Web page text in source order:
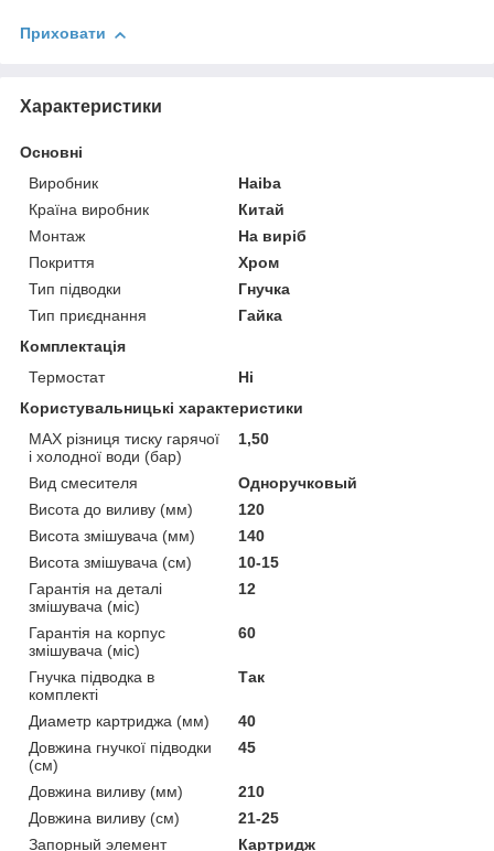
Приховати
Характеристики
Основні
Виробник
Haiba
Країна виробник
Китай
Монтаж
На виріб
Покриття
Хром
Тип підводки
Гнучка
Тип приєднання
Гайка
Комплектація
Термостат
Ні
Користувальницькі характеристики
MAX різниця тиску гарячої
і холодної води (бар)
1,50
Вид смесителя
Одноручковый
Висота до виливу (мм)
120
Висота змішувача (мм)
140
Висота змішувача (см)
10-15
Гарантія на деталі
змішувача (міс)
12
Гарантія на корпус
змішувача (міс)
60
Гнучка підводка в
комплекті
Так
Диаметр картриджа (мм)
40
Довжина гнучкої підводки
(см)
45
Довжина виливу (мм)
210
Довжина виливу (см)
21-25
Запорный элемент
Картридж